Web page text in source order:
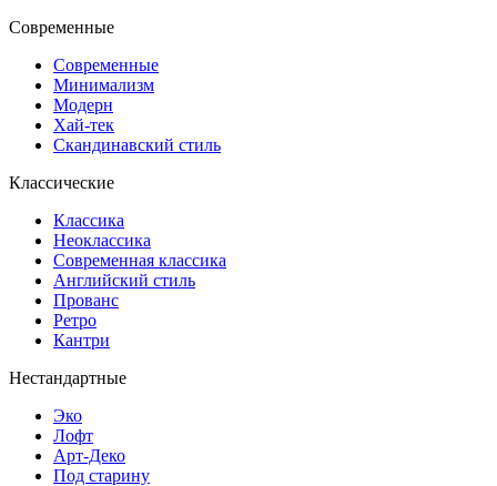
Современные
Современные
Минимализм
Модерн
Хай-тек
Скандинавский стиль
Классические
Классика
Неоклассика
Современная классика
Английский стиль
Прованс
Ретро
Кантри
Нестандартные
Эко
Лофт
Арт-Деко
Под старину